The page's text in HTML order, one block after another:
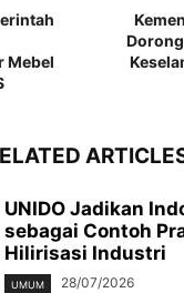
Mebel
UNIDO Jadikan
sebagai Contoh
Hilirisasi Industri
UMUM 28/07/2026